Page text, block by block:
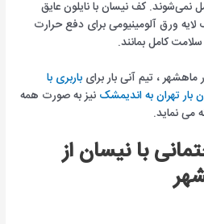
کف نیسان با نایلون عایق
ورق آلومینیومی برای دفع حرارت
کامل بمانند.
ماهشهر ، تیم آنی بار برایباربری با
بار تهران به اندیمشک نیز به صورت همه
می نماید.
با نیسان از